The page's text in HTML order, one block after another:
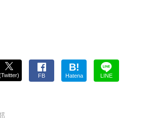
FB
B!
Hatena LINE